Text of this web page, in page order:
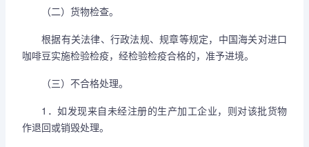
（二）货物检查。
根据有关法律、行政法规、规章等规定，中国海关对进口
咖啡豆实施检验检疫，经检验检疫合格的，准予进境。
（三）不合格处理。
1．如发现来自未经注册的生产加工企业，则对该批货物
作退回或销毁处理。